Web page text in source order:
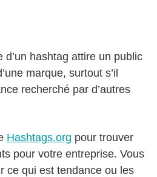
d’un hashtag attire un public
marque, surtout s’il
recherché par d’autres
Hashtags.org pour trouver
pour votre entreprise. Vous
ce qui est tendance ou les